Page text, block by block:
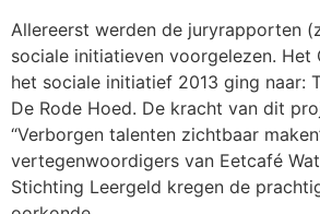
Allereerst werden de juryrapporten
sociale initiatieven voorgelezen. Het
het sociale initiatief 2013 ging naar:
De Rode Hoed. De kracht van dit
“Verborgen talenten zichtbaar
vertegenwoordigers van Eetcafé
Stichting Leergeld kregen de